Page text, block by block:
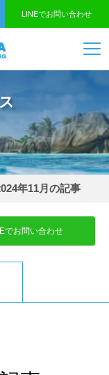
LINEでお問い合わせ
年11月の記事
でお問い合わせ